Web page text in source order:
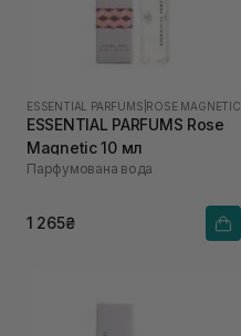
ESSENTIAL PARFUMS ROSE MAGNETIC
ESSENTIAL PARFUMS Rose
Magnetic 10 мл
Парфумована вода
1 265₴